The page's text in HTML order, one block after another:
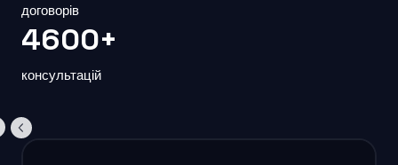
договорів
4600+
консультацій